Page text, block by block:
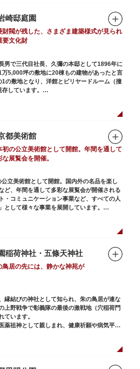
の寄席が境内で初めて開かれたという「寄席
ろも。
月や日によって限定の御朱印頒布も行ってい
崎邸庭園
財閥が残した、さまざま建築様式が見られ
要文化財
男で三代目社長、久彌の本邸として1896年に
5,000坪の敷地に20棟もの建物があったと言
の敷地となり、洋館とビリヤードルーム（撞
しています。
ジョサイア・コンドルによって設計された西
イスの山小屋風の撞球室（ビリヤード場）
ています。通常は非公開ですが、毎月15日
限定公開されています。
十郎の手によるものと伝えられている書院造
洋館を遥かにしのぐ規模でしたが、現在は
間の1棟だけが残っています。
、建築様式同様に和洋併置式とされ、「芝
を残しています。江戸時代の石碑や手水鉢、
めた敷地全体が重要文化財に指定されていま
都美術館
初の公立美術館として開館。年間を通して
な展覧会を開催。
立美術館として開館。国内外の名品を楽し
ど、年間を通して多彩な展覧会が開催される
・コミュニケーション事業など、すべての人
として様々な事業を展開しています。
ップも充実。開放的なガラス張りのレストラ
ドや四季折々の公園の景色を眺めることがで
て異なります。展覧会のスケジュールや観覧
認ください）。
ゆっくりと展覧会鑑賞を楽しめる託児サービ
）」や、個室スペースのある授乳室、ミルク
ファミリーにもおすすめです。
、日本のモダニズム建築の巨匠・前川國男の
示されています。
稲荷神社・五條天神社
鳥居の先には、静かな神苑が
縁結びの神社として知られ、朱の鳥居が連な
上野戦争で彰義隊の最後の激戦地（穴稲荷門
ています。
薬祖神として親しまれ、健康祈願や病気平癒
原道真公も祀られています。
ひとつの神社かのように並んで鎮座していま
立した神社です。どちらの御朱印も五條天神